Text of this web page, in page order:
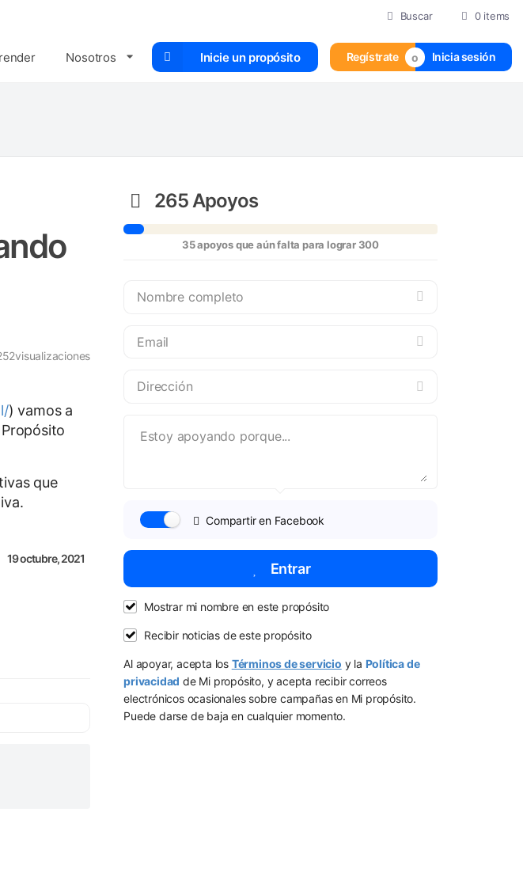
Buscar 0 items
Nosotros Inicie un propósito Regístrate Inicia sesión
) vamos a
que
19 octubre, 2021
265 Apoyos
35apoyos que aún falta para lograr 300
Compartir en Facebook
Entrar
Mostrar mi nombre en este propósito
Recibir noticias de este propósito
Al apoyar, acepta los Términos de servicio y la Política de
privacidad de Mi propósito, y acepta recibir correos
electrónicos ocasionales sobre campañas en Mi propósito.
Puede darse de baja en cualquier momento.